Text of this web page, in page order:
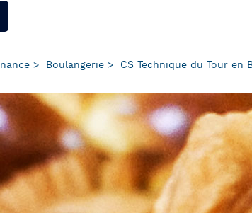
Boulangerie CS Technique du Tour en